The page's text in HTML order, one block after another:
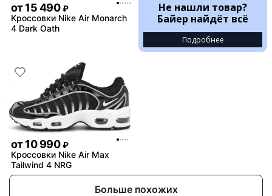
от15 490 ₽
Кроссовки Nike Air Monarch
4 Dark Oath
Не нашли товар?
Байер найдёт всё
Подробнее
от10 990 ₽
Кроссовки Nike Air Max
Tailwind 4 NRG
Больше похожих